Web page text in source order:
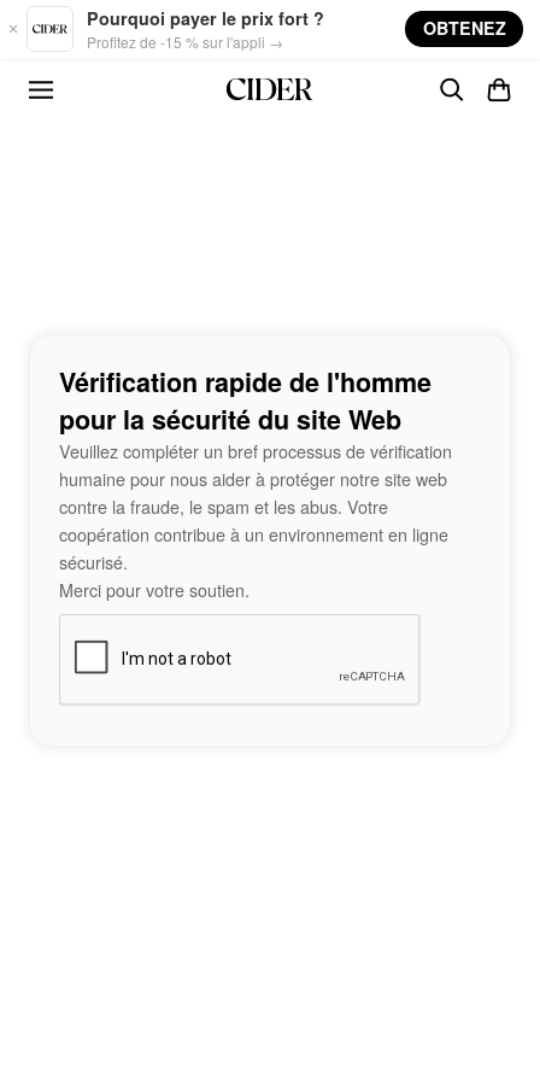
Skip to main content
Pourquoi payer le prix fort ?
Profitez de -15 % sur l'appli →
OBTENEZ
Vérification rapide de l'homme
pour la sécurité du site Web
Veuillez compléter un bref processus de vérification
humaine pour nous aider à protéger notre site web
contre la fraude, le spam et les abus. Votre
coopération contribue à un environnement en ligne
sécurisé.
Merci pour votre soutien.